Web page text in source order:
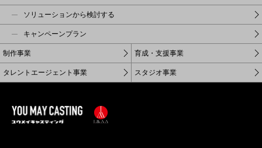
ソリューションから検討する
キャンペーンプラン
制作事業 育成・支援事業
タレントエージェント事業 スタジオ事業